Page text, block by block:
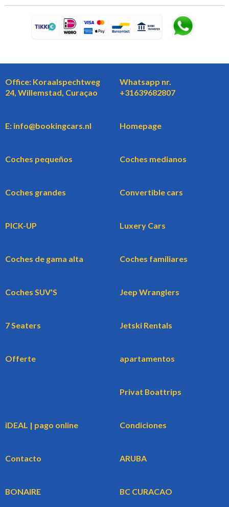
Office: Koraalspechtweg
24, Willemstad, Curaçao
Whatsapp nr.
+31639682807
E: info@bookingcars.nl Homepage
Coches pequeños Coches medianos
Coches grandes Convertible cars
PICK-UP Luxery Cars
Coches de gama alta Coches familiares
Coches SUV'S Jeep Wranglers
7 Seaters Jetski Rentals
Offerte apartamentos
Privat Boattrips
iDEAL | pago online Condiciones
Contacto ARUBA
BONAIRE BC CURACAO